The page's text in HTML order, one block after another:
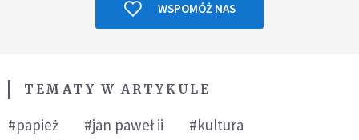
WSPOMÓŻ NAS
TEMATY W ARTYKULE
#papież #jan paweł ii
#kultura